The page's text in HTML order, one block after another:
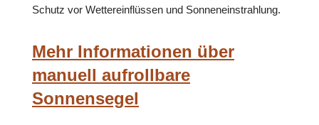
Schutz vor Wettereinflüssen und Sonneneinstrahlung.
Mehr Informationen über
manuell aufrollbare
Sonnensegel